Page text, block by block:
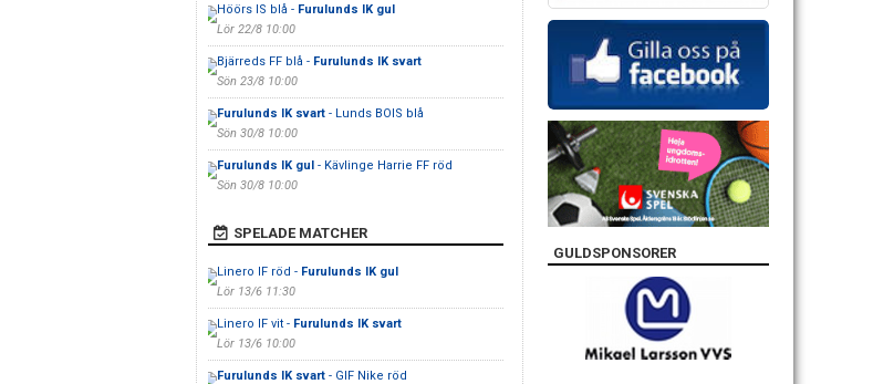
Höörs IS blå - Furulunds IK gul
Lör 22/8 10:00
Bjärreds FF blå - Furulunds IK svart
Sön 23/8 10:00
Furulunds IK svart- Lunds BOIS blå
Sön 30/8 10:00
Furulunds IK gul- Kävlinge Harrie FF röd
Sön 30/8 10:00
SPELADE MATCHER
Linero IF röd - Furulunds IK gul
Lör 13/6 11:30
Linero IF vit - Furulunds IK svart
Lör 13/6 10:00
Furulunds IK svart- GIF Nike röd
GULDSPONSORER